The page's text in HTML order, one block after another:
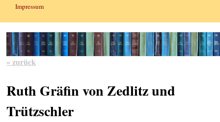
Impressum
« zurück
Ruth Gräfin von Zedlitz und
Trützschler